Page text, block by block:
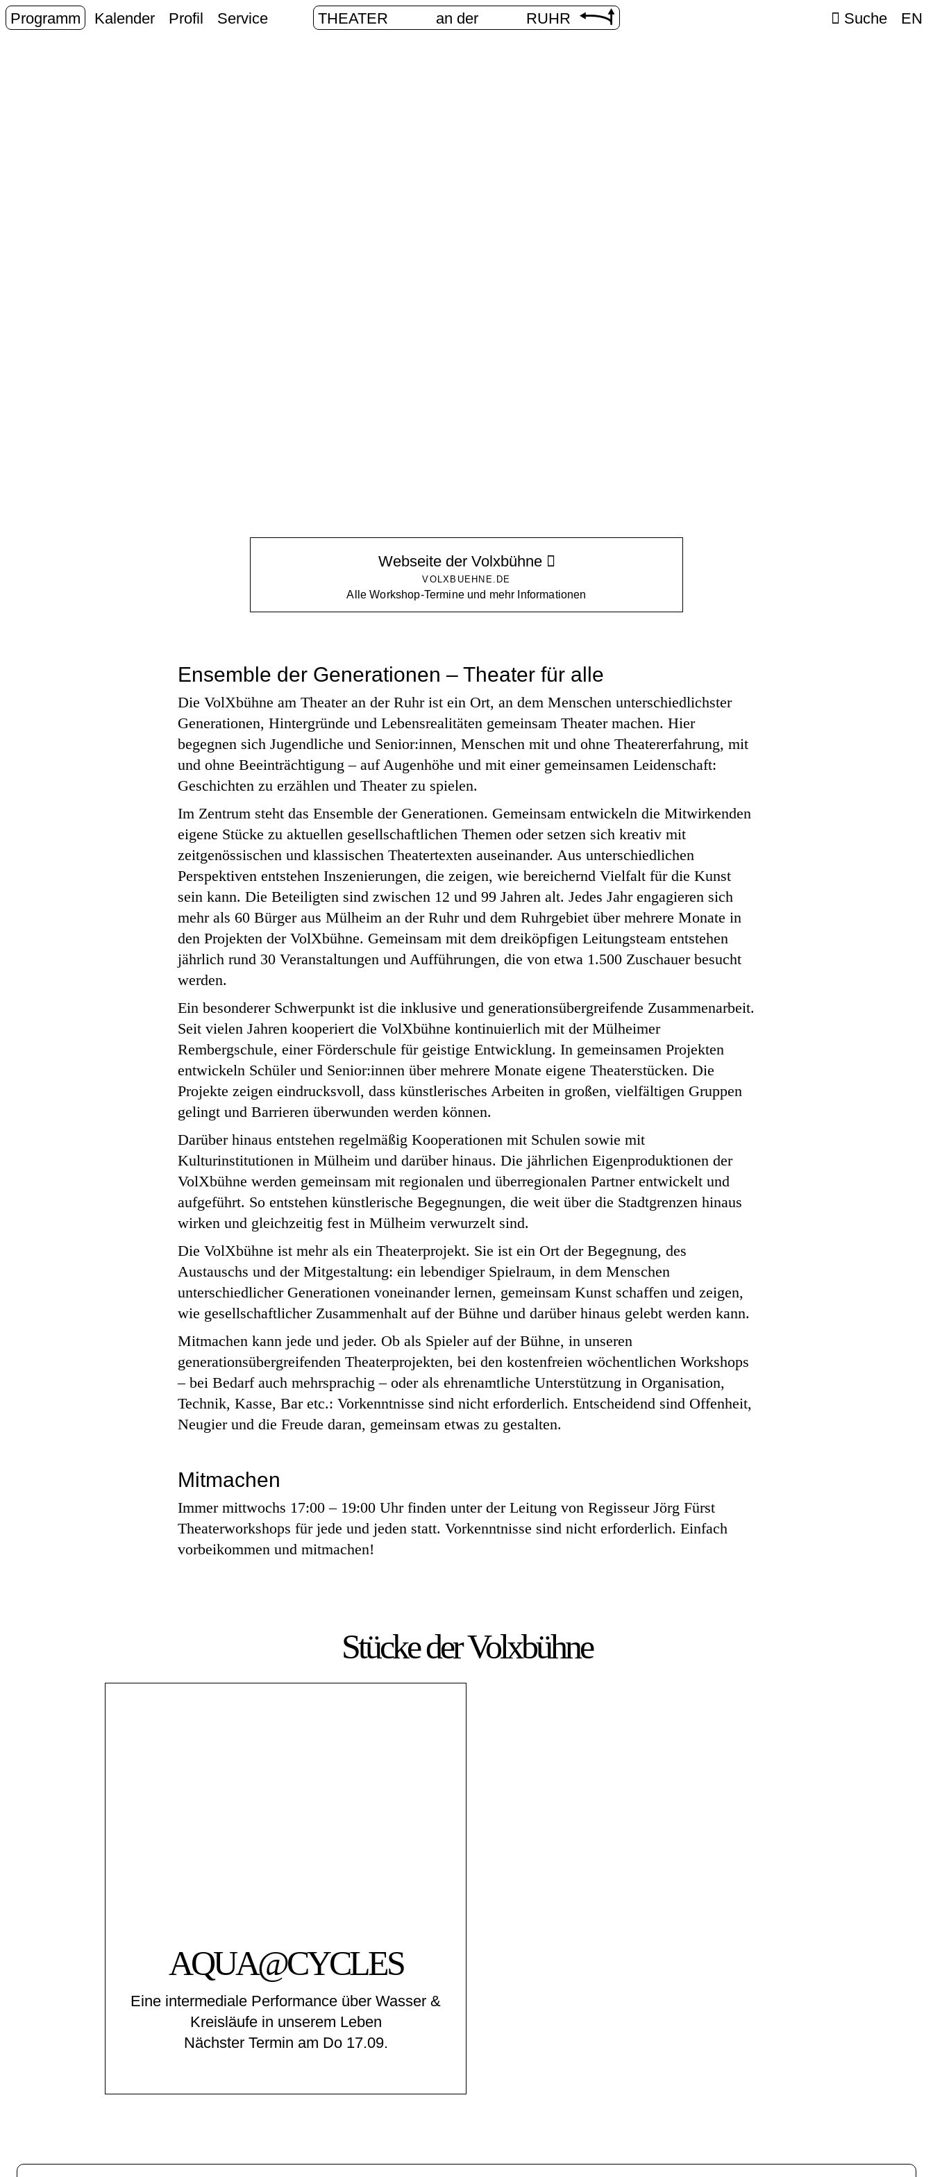
Programm Kalender Profil Service THEATER an der RUHR Suche EN
Webseite der Volxbühne
VOLXBUEHNE.DE
Alle Workshop-Termine und mehr Informationen
Ensemble der Generationen – Theater für alle
Die VolXbühne am Theater an der Ruhr ist ein Ort, an dem Menschen unterschiedlichster
Generationen, Hintergründe und Lebensrealitäten gemeinsam Theater machen. Hier
begegnen sich Jugendliche und Senior:innen, Menschen mit und ohne Theatererfahrung, mit
und ohne Beeinträchtigung – auf Augenhöhe und mit einer gemeinsamen Leidenschaft:
Geschichten zu erzählen und Theater zu spielen.
Im Zentrum steht das Ensemble der Generationen. Gemeinsam entwickeln die Mitwirkenden
eigene Stücke zu aktuellen gesellschaftlichen Themen oder setzen sich kreativ mit
zeitgenössischen und klassischen Theatertexten auseinander. Aus unterschiedlichen
Perspektiven entstehen Inszenierungen, die zeigen, wie bereichernd Vielfalt für die Kunst
sein kann. Die Beteiligten sind zwischen 12 und 99 Jahren alt. Jedes Jahr engagieren sich
mehr als 60 Bürger aus Mülheim an der Ruhr und dem Ruhrgebiet über mehrere Monate in
den Projekten der VolXbühne. Gemeinsam mit dem dreiköpfigen Leitungsteam entstehen
jährlich rund 30 Veranstaltungen und Aufführungen, die von etwa 1.500 Zuschauer besucht
werden.
Ein besonderer Schwerpunkt ist die inklusive und generationsübergreifende Zusammenarbeit.
Seit vielen Jahren kooperiert die VolXbühne kontinuierlich mit der Mülheimer
Rembergschule, einer Förderschule für geistige Entwicklung. In gemeinsamen Projekten
entwickeln Schüler und Senior:innen über mehrere Monate eigene Theaterstücken. Die
Projekte zeigen eindrucksvoll, dass künstlerisches Arbeiten in großen, vielfältigen Gruppen
gelingt und Barrieren überwunden werden können.
Darüber hinaus entstehen regelmäßig Kooperationen mit Schulen sowie mit
Kulturinstitutionen in Mülheim und darüber hinaus. Die jährlichen Eigenproduktionen der
VolXbühne werden gemeinsam mit regionalen und überregionalen Partner entwickelt und
aufgeführt. So entstehen künstlerische Begegnungen, die weit über die Stadtgrenzen hinaus
wirken und gleichzeitig fest in Mülheim verwurzelt sind.
Die VolXbühne ist mehr als ein Theaterprojekt. Sie ist ein Ort der Begegnung, des
Austauschs und der Mitgestaltung: ein lebendiger Spielraum, in dem Menschen
unterschiedlicher Generationen voneinander lernen, gemeinsam Kunst schaffen und zeigen,
wie gesellschaftlicher Zusammenhalt auf der Bühne und darüber hinaus gelebt werden kann.
Mitmachen kann jede und jeder. Ob als Spieler auf der Bühne, in unseren
generationsübergreifenden Theaterprojekten, bei den kostenfreien wöchentlichen Workshops
– bei Bedarf auch mehrsprachig – oder als ehrenamtliche Unterstützung in Organisation,
Technik, Kasse, Bar etc.: Vorkenntnisse sind nicht erforderlich. Entscheidend sind Offenheit,
Neugier und die Freude daran, gemeinsam etwas zu gestalten.
Mitmachen
Immer mittwochs 17:00 – 19:00 Uhr finden unter der Leitung von Regisseur Jörg Fürst
Theaterworkshops für jede und jeden statt. Vorkenntnisse sind nicht erforderlich. Einfach
vorbeikommen und mitmachen!
Stücke der Volxbühne
AQUA@CYCLES
Eine intermediale Performance über Wasser &
Kreisläufe in unserem Leben
Nächster Termin am Do 17.09.